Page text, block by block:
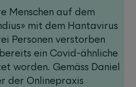
Menschen auf dem
mit dem Hantavirus
Personen verstorben
ein Covid-ähnliche
worden. Gemäss Daniel
der Onlinepraxis